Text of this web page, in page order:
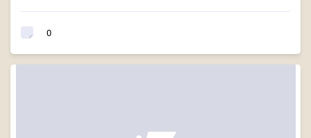
0